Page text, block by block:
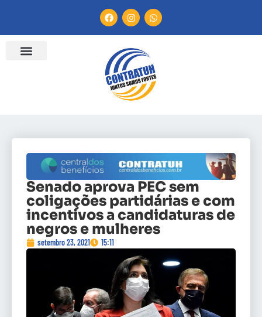
Senado aprova PEC sem
coligações partidárias e com
incentivos a candidaturas de
negros e mulheres
setembro 23, 2021 15:11